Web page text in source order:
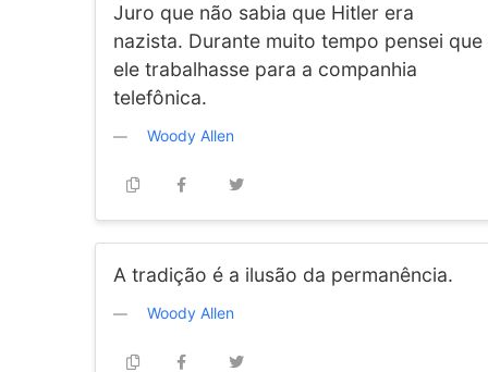
Juro que não sabia que Hitler era
nazista. Durante muito tempo pensei que
ele trabalhasse para a companhia
telefônica.
Woody Allen
A tradição é a ilusão da permanência.
Woody Allen